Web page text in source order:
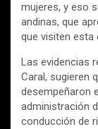
mujeres, y eso
andinas, que
que visiten esta
Las evidencias
Caral, sugieren
desempeñaron
administración
conducción de